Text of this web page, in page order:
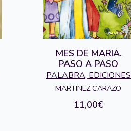
MES DE MARIA.
PASO A PASO
PALABRA, EDICIONES
MARTINEZ CARAZO
11,00€